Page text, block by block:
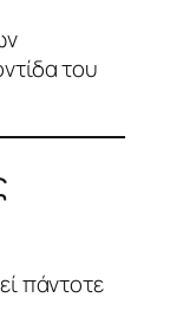
του
πάντοτε